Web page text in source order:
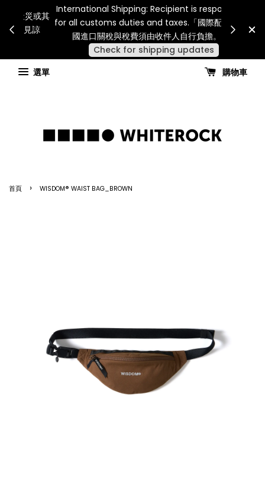
連假期間宅配服務將暫停配送。 如遇假日、天災或其
他不可抗力因素，出貨安排可能調整，敬請見諒
查看國內宅配最新公告
for all
國
選單
購物車
首頁 › WISDOM® WAIST BAG_BROWN